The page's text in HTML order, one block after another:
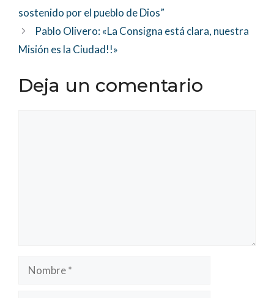
sostenido por el pueblo de Dios”
Pablo Olivero: «La Consigna está clara, nuestra
Misión es la Ciudad!!»
Deja un comentario